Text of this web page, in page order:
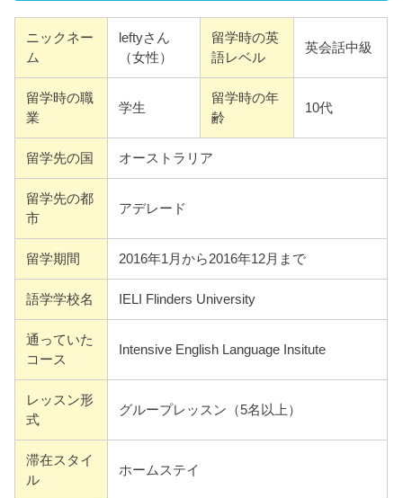
ニックネー
ム
leftyさん
（女性）
留学時の英
語レベル
英会話中級
留学時の職
業
学生
留学時の年
齢
10代
留学先の国 オーストラリア
留学先の都
市
アデレード
留学期間 2016年1月から2016年12月まで
語学学校名 IELI Flinders University
通っていた
コース
Intensive English Language Insitute
レッスン形
式
グループレッスン（5名以上）
滞在スタイ
ル
ホームステイ